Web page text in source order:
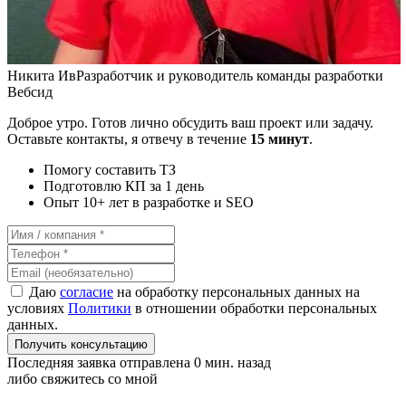
Никита ИвРазработчик и руководитель команды разработки
Вебсид
Доброе утро. Готов лично обсудить ваш проект или задачу.
Оставьте контакты, я отвечу в течение 15 минут.
Помогу составить ТЗ
Подготовлю КП за 1 день
Опыт 10+ лет в разработке и SEO
Даю согласие на обработку персональных данных на
условиях Политики в отношении обработки персональных
данных.
Получить консультацию
Последняя заявка отправлена 0 мин. назад
либо свяжитесь со мной